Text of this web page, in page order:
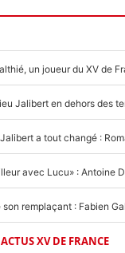
ACTUS XV DE FRANCE